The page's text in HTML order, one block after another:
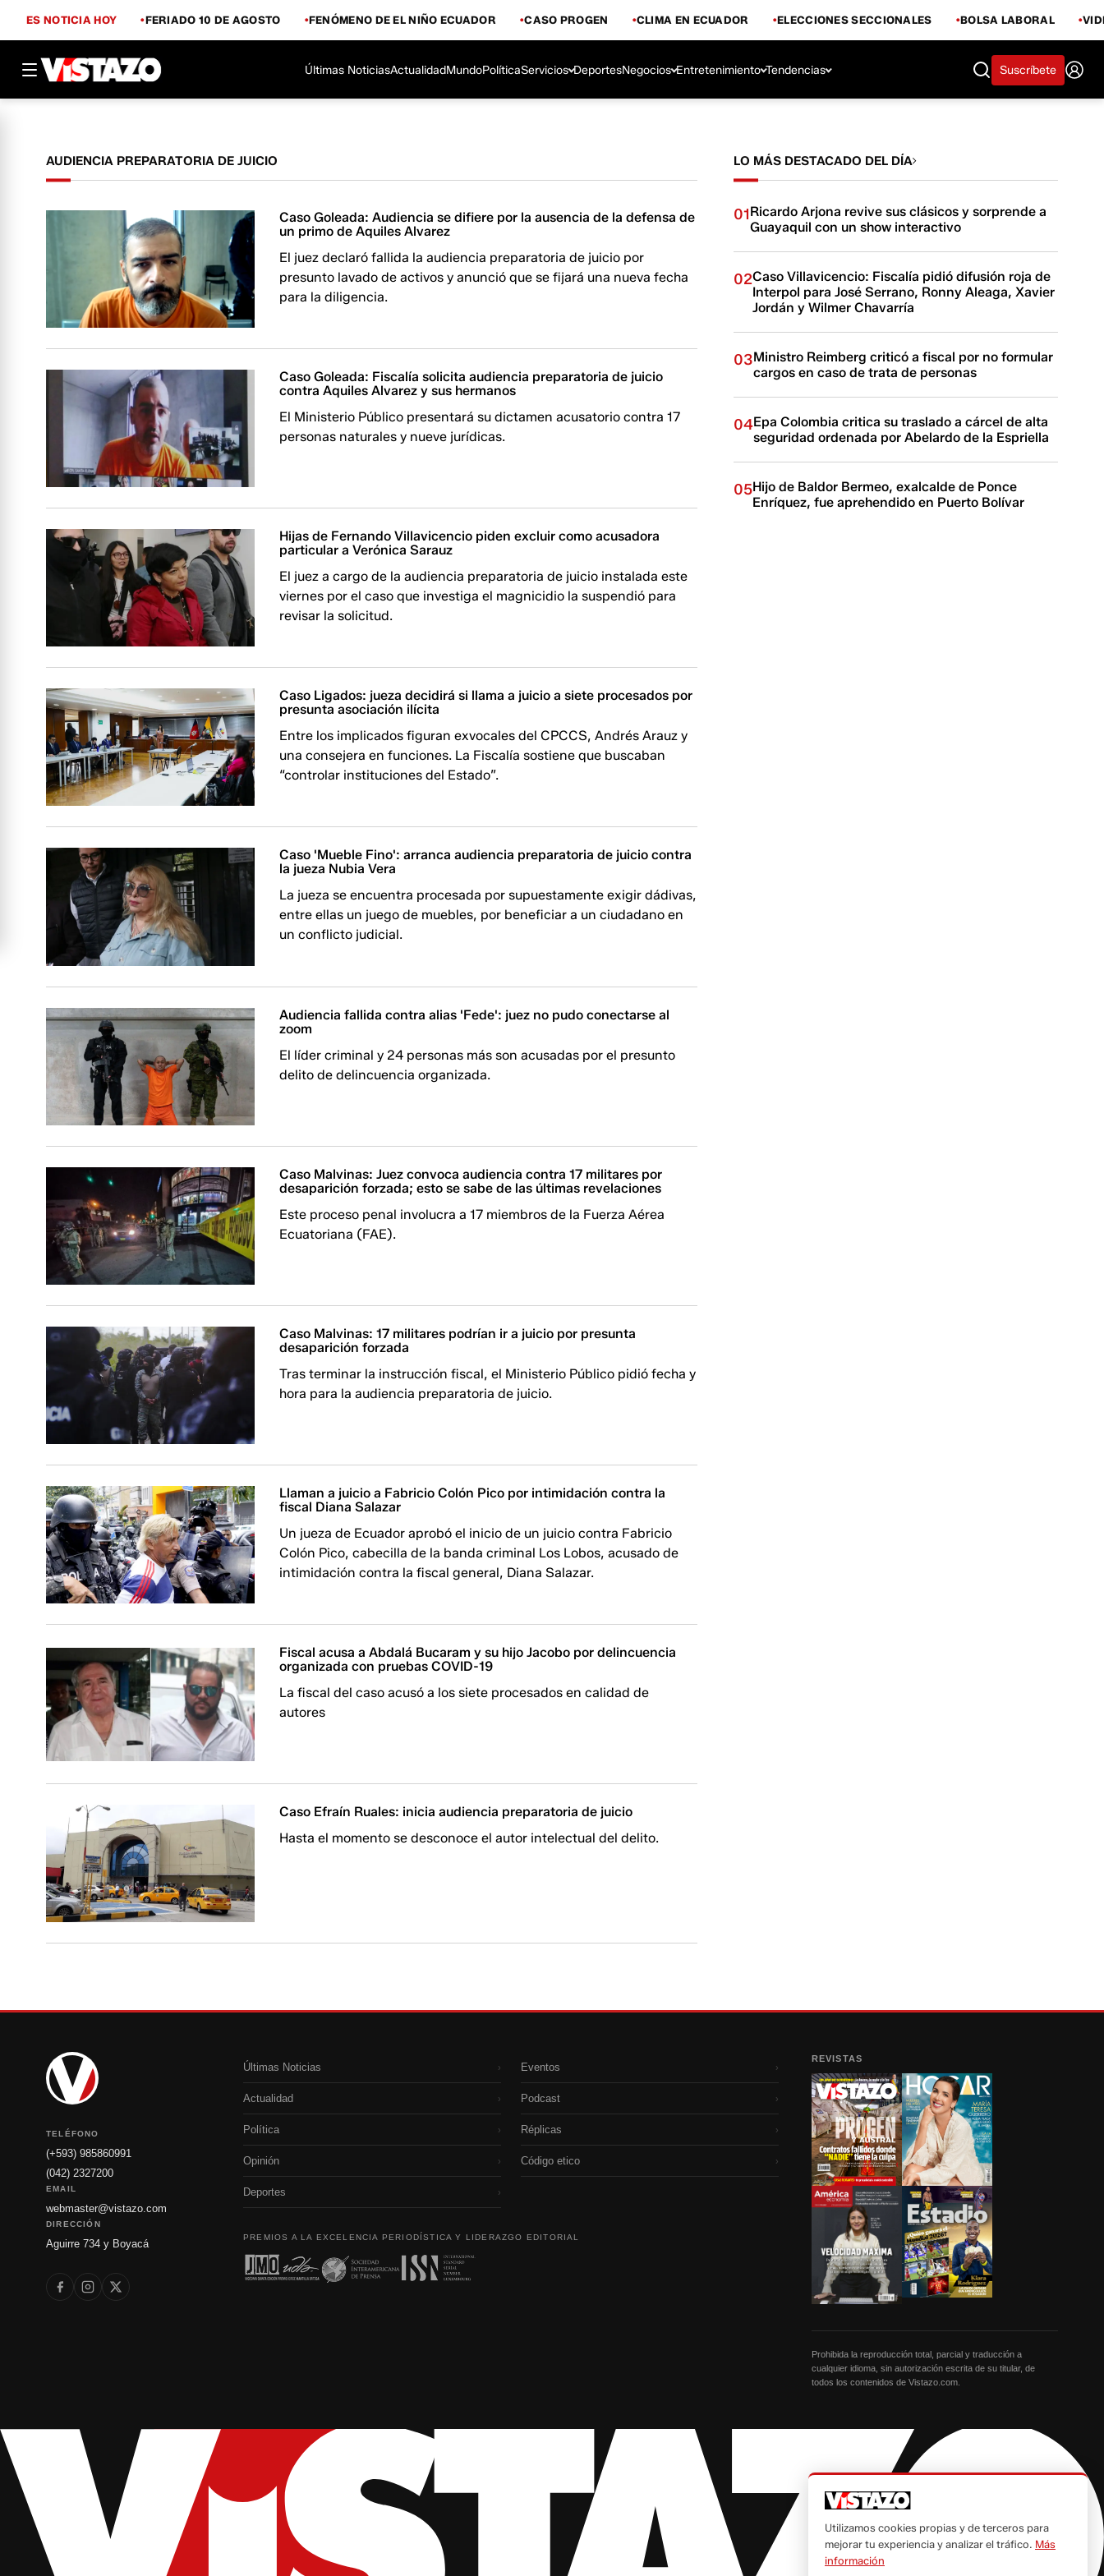
ES NOTICIA HOY FERIADO 10 DE AGOSTO FENÓMENO DE EL NIÑO ECUADOR CASO PROGEN CLIMA EN ECUADOR ELECCIONES SECCIONALES BOLSA LABORAL
Últimas NoticiasActualidadMundoPolíticaServicios DeportesNegocios Entretenimiento Tendencias Suscríbete
AUDIENCIA PREPARATORIA DE JUICIO
Caso Goleada: Audiencia se difiere por la ausencia de la defensa de
un primo de Aquiles Alvarez
El juez declaró fallida la audiencia preparatoria de juicio por
presunto lavado de activos y anunció que se fijará una nueva fecha
para la diligencia.
Caso Goleada: Fiscalía solicita audiencia preparatoria de juicio
contra Aquiles Alvarez y sus hermanos
El Ministerio Público presentará su dictamen acusatorio contra 17
personas naturales y nueve jurídicas.
Hijas de Fernando Villavicencio piden excluir como acusadora
particular a Verónica Sarauz
El juez a cargo de la audiencia preparatoria de juicio instalada este
viernes por el caso que investiga el magnicidio la suspendió para
revisar la solicitud.
Caso Ligados: jueza decidirá si llama a juicio a siete procesados por
presunta asociación ilícita
Entre los implicados figuran exvocales del CPCCS, Andrés Arauz y
una consejera en funciones. La Fiscalía sostiene que buscaban
“controlar instituciones del Estado”.
Caso 'Mueble Fino': arranca audiencia preparatoria de juicio contra
la jueza Nubia Vera
La jueza se encuentra procesada por supuestamente exigir dádivas,
entre ellas un juego de muebles, por beneficiar a un ciudadano en
un conflicto judicial.
Audiencia fallida contra alias 'Fede': juez no pudo conectarse al
zoom
El líder criminal y 24 personas más son acusadas por el presunto
delito de delincuencia organizada.
Caso Malvinas: Juez convoca audiencia contra 17 militares por
desaparición forzada; esto se sabe de las últimas revelaciones
Este proceso penal involucra a 17 miembros de la Fuerza Aérea
Ecuatoriana (FAE).
Caso Malvinas: 17 militares podrían ir a juicio por presunta
desaparición forzada
Tras terminar la instrucción fiscal, el Ministerio Público pidió fecha y
hora para la audiencia preparatoria de juicio.
Llaman a juicio a Fabricio Colón Pico por intimidación contra la
fiscal Diana Salazar
Un jueza de Ecuador aprobó el inicio de un juicio contra Fabricio
Colón Pico, cabecilla de la banda criminal Los Lobos, acusado de
intimidación contra la fiscal general, Diana Salazar.
Fiscal acusa a Abdalá Bucaram y su hijo Jacobo por delincuencia
organizada con pruebas COVID-19
La fiscal del caso acusó a los siete procesados en calidad de
autores
Caso Efraín Ruales: inicia audiencia preparatoria de juicio
Hasta el momento se desconoce el autor intelectual del delito.
LO MÁS DESTACADO DEL DÍA
01Ricardo Arjona revive sus clásicos y sorprende a
Guayaquil con un show interactivo
02Caso Villavicencio: Fiscalía pidió difusión roja de
Interpol para José Serrano, Ronny Aleaga, Xavier
Jordán y Wilmer Chavarría
03Ministro Reimberg criticó a fiscal por no formular
cargos en caso de trata de personas
04Epa Colombia critica su traslado a cárcel de alta
seguridad ordenada por Abelardo de la Espriella
05Hijo de Baldor Bermeo, exalcalde de Ponce
Enríquez, fue aprehendido en Puerto Bolívar
TELÉFONO
(+593) 985860991
(042) 2327200
EMAIL
webmaster@vistazo.com
DIRECCIÓN
Aguirre 734 y Boyacá
Últimas Noticias ›
Actualidad ›
Política ›
Opinión ›
Deportes ›
Eventos ›
Podcast ›
Réplicas ›
Código etico ›
PREMIOS A LA EXCELENCIA PERIODÍSTICA Y LIDERAZGO EDITORIAL
REVISTAS
Prohibida la reproducción total, parcial y traducción a
cualquier idioma, sin autorización escrita de su titular, de
todos los contenidos de Vistazo.com.
Utilizamos cookies propias y de terceros para
mejorar tu experiencia y analizar el tráfico. Más
información